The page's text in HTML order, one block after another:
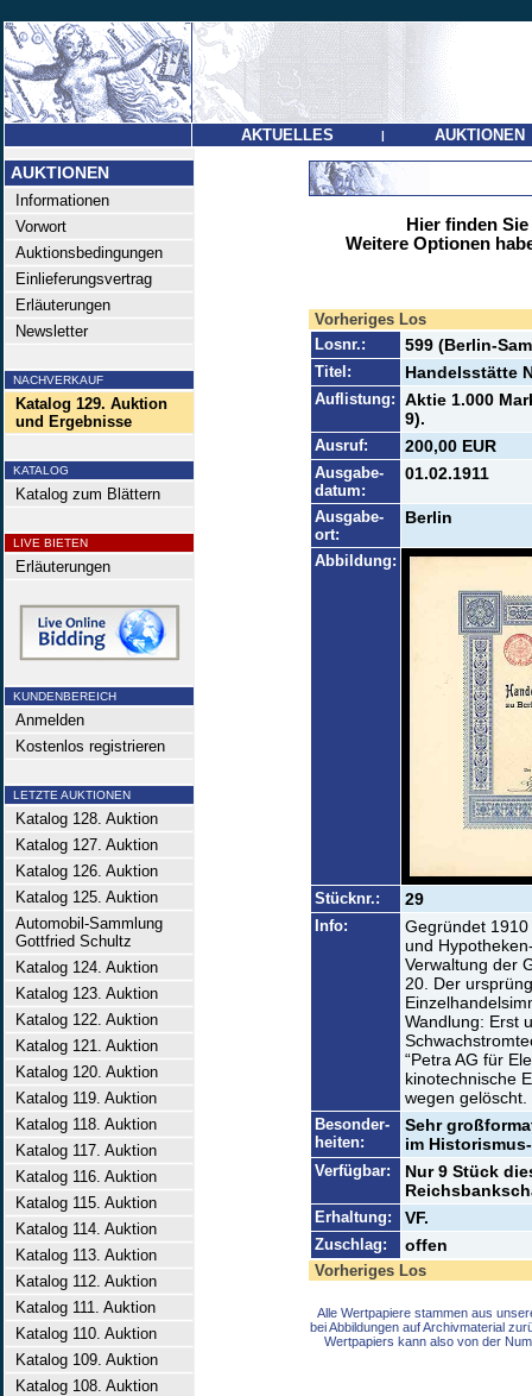
AKTUELLES | AUKTIONEN
AUKTIONEN
Informationen
Vorwort
Auktionsbedingungen
Einlieferungsvertrag
Erläuterungen
Newsletter
NACHVERKAUF
Katalog 129. Auktion
und Ergebnisse
KATALOG
Katalog zum Blättern
LIVE BIETEN
Erläuterungen
KUNDENBEREICH
Anmelden
Kostenlos registrieren
LETZTE AUKTIONEN
Katalog 128. Auktion
Katalog 127. Auktion
Katalog 126. Auktion
Katalog 125. Auktion
Automobil-Sammlung
Gottfried Schultz
Katalog 124. Auktion
Katalog 123. Auktion
Katalog 122. Auktion
Katalog 121. Auktion
Katalog 120. Auktion
Katalog 119. Auktion
Katalog 118. Auktion
Katalog 117. Auktion
Katalog 116. Auktion
Katalog 115. Auktion
Katalog 114. Auktion
Katalog 113. Auktion
Katalog 112. Auktion
Katalog 111. Auktion
Katalog 110. Auktion
Katalog 109. Auktion
Katalog 108. Auktion
Hier finden
Weitere Optionen
Vorheriges Los
Losnr.:
599 (Berlin-
Titel: Handelsstätte
Auflistung: Aktie 1.000
9).
Ausruf: 200,00 EUR
Ausgabe-
datum:
01.02.1911
Ausgabe-
ort:
Berlin
Abbildung:
Stücknr.: 29
Info:
Gegründet
und
Verwaltung der
20. Der
Wandlung: Erst
“Petra AG für
kinotechnische
wegen gelöscht.
Besonder-
heiten:
Sehr
im
Verfügbar:
Nur 9 Stück
Erhaltung: VF.
Zuschlag: offen
Vorheriges Los
Alle Wertpapiere stammen aus
bei Abbildungen auf Archivmaterial
Wertpapiers kann also von der